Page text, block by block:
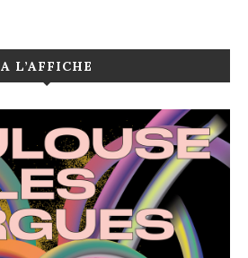
A L’AFFICHE